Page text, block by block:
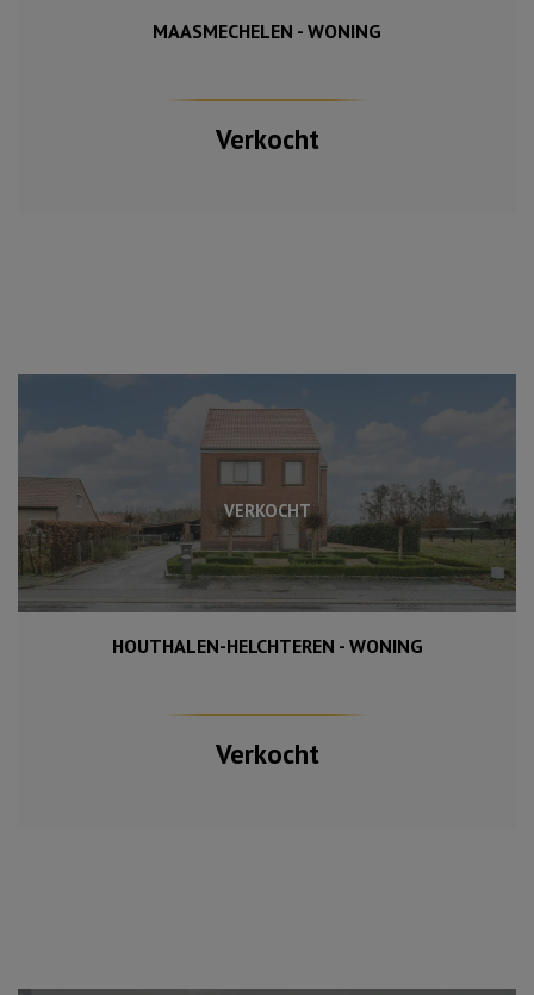
MAASMECHELEN - WONING
Verkocht
VERKOCHT
HOUTHALEN-HELCHTEREN - WONING
Verkocht